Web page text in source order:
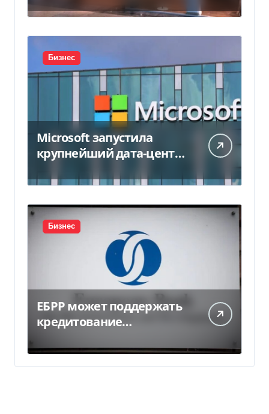
Бизнес
Microsoft запустила
крупнейший дата-центр
миллиарда
Бизнес
ЕБРР может поддержать
кредитование
300 млн евро — Delo.ua